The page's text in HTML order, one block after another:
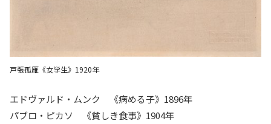
戸張孤雁《女学生》1920年
エドヴァルド・ムンク 《病める子》1896年
パブロ・ピカソ 《貧しき食事》1904年